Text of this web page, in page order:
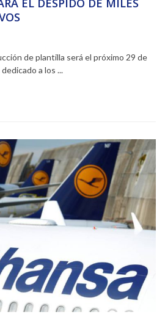
EL DESPIDO DE MILES
de plantilla será el próximo 29 de
a los ...